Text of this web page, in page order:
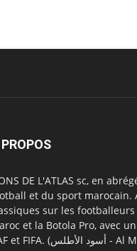
DE L'ATLAS sc, en
et du sport marocain.
sur les
et la Botola Pro, avec